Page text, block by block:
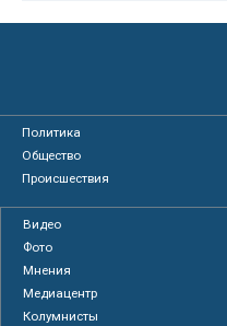
Политика
Общество
Происшествия
Видео
Фото
Мнения
Медиацентр
Колумнисты